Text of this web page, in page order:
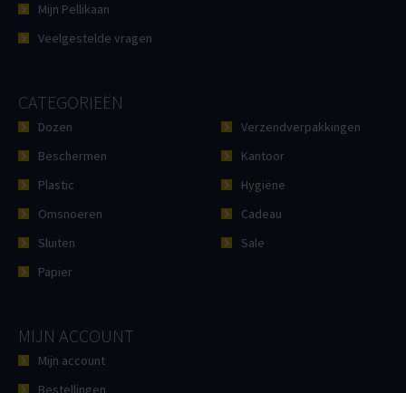
Mijn Pellikaan
Veelgestelde vragen
CATEGORIEËN
Dozen
Beschermen
Plastic
Omsnoeren
Sluiten
Papier
Verzendverpakkingen
Kantoor
Hygiëne
Cadeau
Sale
MIJN ACCOUNT
Mijn account
Bestellingen